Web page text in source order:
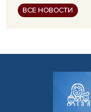
ВСЕ НОВОСТИ